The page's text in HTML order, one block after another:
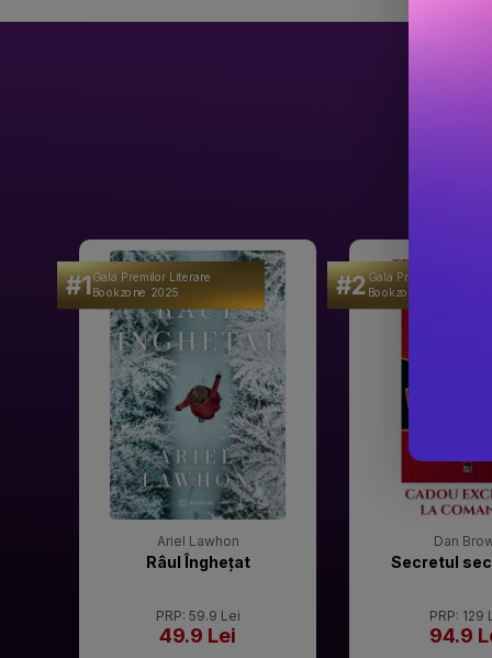
#1Gala Premilor Literare
Bookzone 2025
Ariel Lawhon
Râul Înghețat
PRP: 59.9 Lei
49.9 Lei
#2Gala Premilor Literare
Bookzone 2025
Dan
Secretul
PRP: 129
94.9